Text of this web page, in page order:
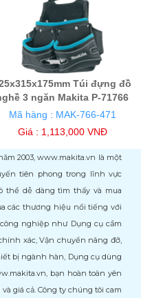
Túi đựng đồ
3 ngăn Makita P-71766
Mã hàng : MAK-766-471
Giá : 1,113,000 VNĐ
2003, www.makita.vn là một
tiên phong trong lĩnh vực
thể dễ dàng tìm thấy và mua
các thương hiệu nổi tiếng với
nghiệp như Dụng cụ cầm
xác, Vận chuyển nâng đỡ,
bị ngành hàn, Dụng cụ dùng
bạn hoàn toàn yên
giá cả. Công ty chúng tôi cam